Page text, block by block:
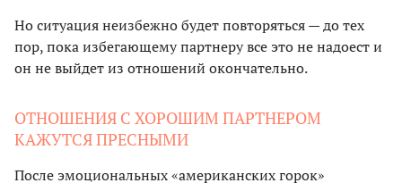
Но ситуация неизбежно будет повторяться — до тех
пор, пока избегающему партнеру все это не надоест и
он не выйдет из отношений окончательно.
ОТНОШЕНИЯ С ХОРОШИМ ПАРТНЕРОМ
КАЖУТСЯ ПРЕСНЫМИ
После эмоциональных «американских горок»